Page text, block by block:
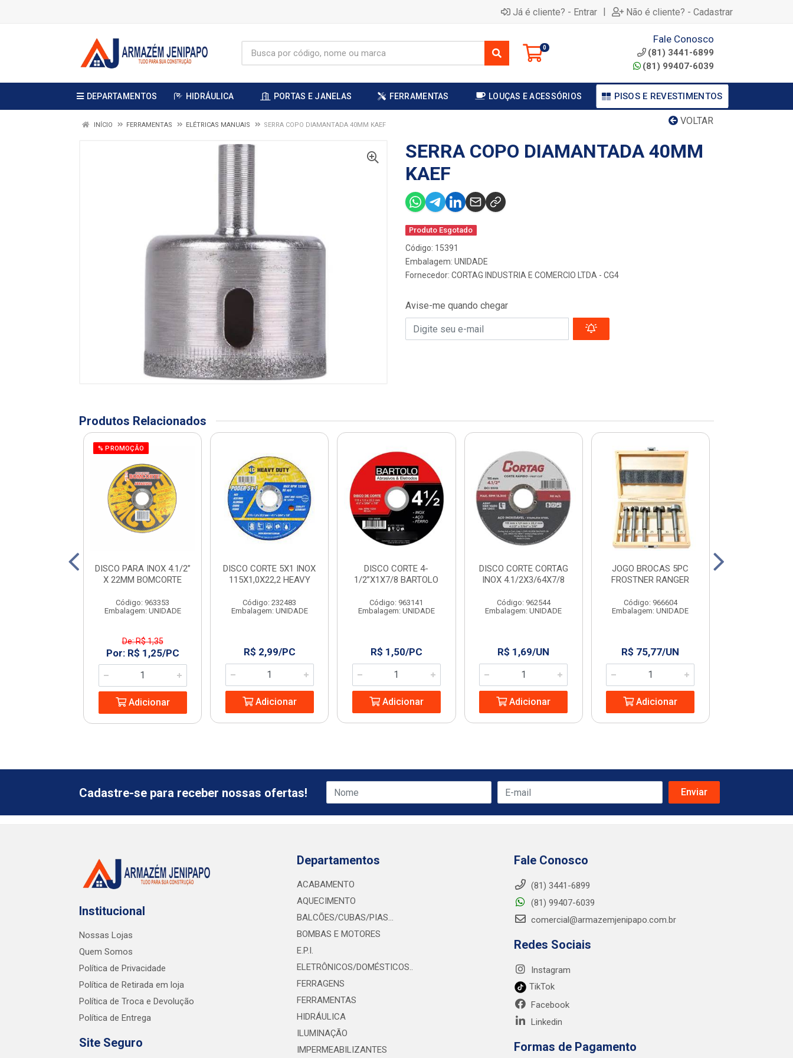
Já é cliente? - Entrar | Não é cliente? - Cadastrar
0
Fale Conosco
(81) 3441-6899
(81) 99407-6039
DEPARTAMENTOS HIDRÁULICA PORTAS E JANELAS FERRAMENTAS LOUÇAS E ACESSÓRIOS PISOS E REVESTIMENTOS
VOLTAR
INÍCIO FERRAMENTAS ELÉTRICAS MANUAIS SERRA COPO DIAMANTADA 40MM KAEF
SERRA COPO DIAMANTADA 40MM
KAEF
Produto Esgotado
Código: 15391
Embalagem: UNIDADE
Fornecedor: CORTAG INDUSTRIA E COMERCIO LTDA - CG4
Avise-me quando chegar
Produtos Relacionados
% PROMOÇÃO
DISCO PARA INOX 4.1/2”
X 22MM BOMCORTE
Código: 963353
Embalagem: UNIDADE
De: R$ 1,35
Por: R$ 1,25/PC
Adicionar
DISCO CORTE 5X1 INOX
115X1,0X22,2 HEAVY
Código: 232483
Embalagem: UNIDADE
R$ 2,99/PC
Adicionar
DISCO CORTE 4-
1/2”X1X7/8 BARTOLO
Código: 963141
Embalagem: UNIDADE
R$ 1,50/PC
Adicionar
DISCO CORTE CORTAG
INOX 4.1/2X3/64X7/8
Código: 962544
Embalagem: UNIDADE
R$ 1,69/UN
Adicionar
JOGO BROCAS 5PC
FROSTNER RANGER
Código: 966604
Embalagem: UNIDADE
R$ 75,77/UN
Adicionar
Cadastre-se para receber nossas ofertas!
Institucional
Nossas Lojas
Quem Somos
Política de Privacidade
Política de Retirada em loja
Política de Troca e Devolução
Política de Entrega
Site Seguro
Departamentos
ACABAMENTO
AQUECIMENTO
BALCÕES/CUBAS/PIAS...
BOMBAS E MOTORES
E.P.I.
ELETRÔNICOS/DOMÉSTICOS..
FERRAGENS
FERRAMENTAS
HIDRÁULICA
ILUMINAÇÃO
IMPERMEABILIZANTES
Fale Conosco
(81) 3441-6899
(81) 99407-6039
comercial@armazemjenipapo.com.br
Redes Sociais
Instagram
TikTok
Facebook
Linkedin
Formas de Pagamento